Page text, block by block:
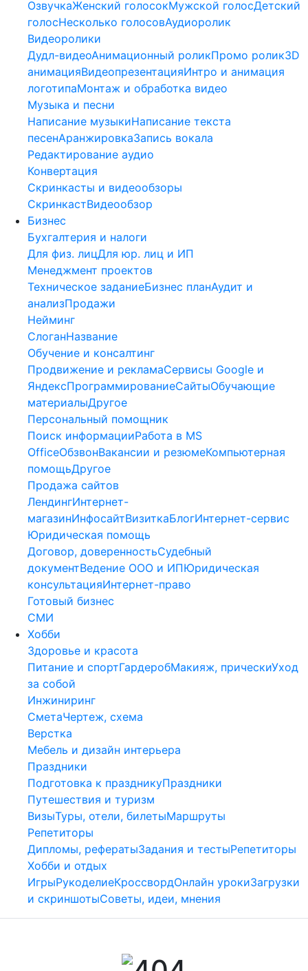
ОзвучкаЖенский голосокМужской голосДетский
голосНесколько голосовАудиоролик
Видеоролики
Дудл-видеоАнимационный роликПромо ролик3D
анимацияВидеопрезентацияИнтро и анимация
логотипаМонтаж и обработка видео
Музыка и песни
Написание музыкиНаписание текста
песенАранжировкаЗапись вокала
Редактирование аудио
Конвертация
Скринкасты и видеообзоры
СкринкастВидеообзор
Бизнес
Бухгалтерия и налоги
Для физ. лицДля юр. лиц и ИП
Менеджмент проектов
Техническое заданиеБизнес планАудит и
анализПродажи
Нейминг
СлоганНазвание
Обучение и консалтинг
Продвижение и рекламаСервисы Google и
ЯндексПрограммированиеСайтыОбучающие
материалыДругое
Персональный помощник
Поиск информацииРабота в MS
OfficeОбзвонВакансии и резюмеКомпьютерная
помощьДругое
Продажа сайтов
ЛендингИнтернет-
магазинИнфосайтВизиткаБлогИнтернет-сервис
Юридическая помощь
Договор, доверенностьСудебный
документВедение ООО и ИПЮридическая
консультацияИнтернет-право
Готовый бизнес
СМИ
Хобби
Здоровье и красота
Питание и спортГардеробМакияж, прическиУход
за собой
Инжиниринг
СметаЧертеж, схема
Верстка
Мебель и дизайн интерьера
Праздники
Подготовка к праздникуПраздники
Путешествия и туризм
ВизыТуры, отели, билетыМаршруты
Репетиторы
Дипломы, рефератыЗадания и тестыРепетиторы
Хобби и отдых
ИгрыРукоделиеКроссвордОнлайн урокиЗагрузки
и скриншотыСоветы, идеи, мнения